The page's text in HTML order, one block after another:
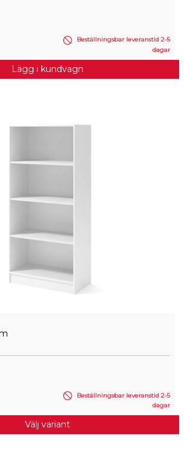
Beställningsbar leveranstid 2-5
dagar
Lägg i kundvagn
Beställningsbar leveranstid 2-5
dagar
Välj variant